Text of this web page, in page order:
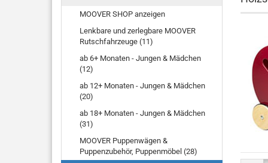
MOOVER SHOP anzeigen
Lenkbare und zerlegbare MOOVER
Rutschfahrzeuge (11)
ab 6+ Monaten - Jungen & Mädchen
(12)
ab 12+ Monaten - Jungen & Mädchen
(20)
ab 18+ Monaten - Jungen & Mädchen
(31)
MOOVER Puppenwägen &
Puppenzubehör, Puppenmöbel (28)